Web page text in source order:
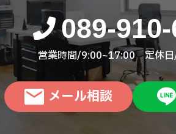
089-
営業時間/9:00~17:00 定休日
メール相談